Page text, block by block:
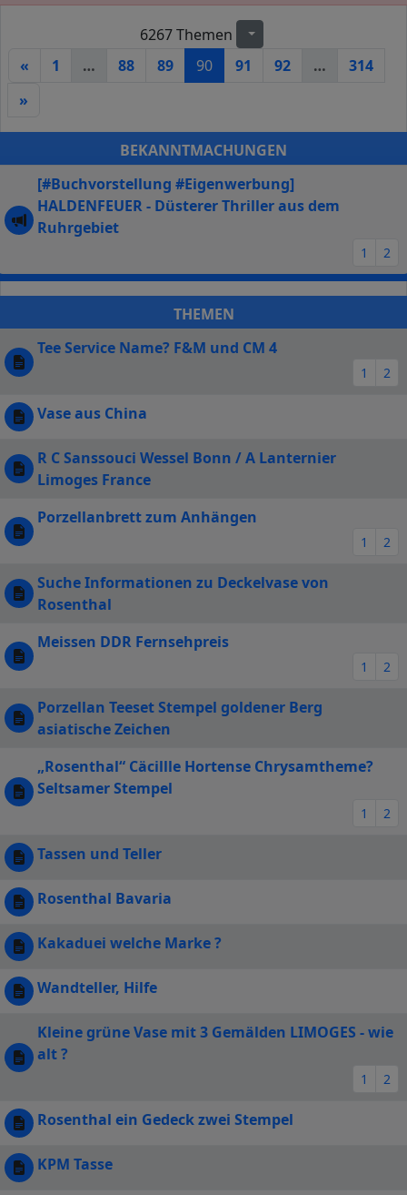
6267 Themen Seite
« 1 … 88 89 90 91 92 …
314
»
BEKANNTMACHUNGEN
[#Buchvorstellung #Eigenwerbung]
HALDENFEUER - Düsterer Thriller aus dem
Ruhrgebiet
1 2
THEMEN
Tee Service Name? F&M und CM 4
1 2
Vase aus China
R C Sanssouci Wessel Bonn / A Lanternier
Limoges France
Porzellanbrett zum Anhängen
1 2
Suche Informationen zu Deckelvase von
Rosenthal
Meissen DDR Fernsehpreis
1 2
Porzellan Teeset Stempel goldener Berg
asiatische Zeichen
„Rosenthal“ Cäcillle Hortense Chrysamtheme?
Seltsamer Stempel
1 2
Tassen und Teller
Rosenthal Bavaria
Kakaduei welche Marke ?
Wandteller, Hilfe
Kleine grüne Vase mit 3 Gemälden LIMOGES - wie
alt ?
1 2
Rosenthal ein Gedeck zwei Stempel
KPM Tasse